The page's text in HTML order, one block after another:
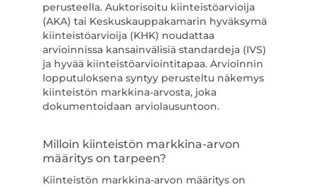
perusteella. Auktorisoitu kiinteistöarvioija
(AKA) tai Keskuskauppakamarin hyväksymä
kiinteistöarvioija (KHK) noudattaa
arvioinnissa kansainvälisiä standardeja (IVS)
ja hyvää kiinteistöarviointitapaa. Arvioinnin
lopputuloksena syntyy perusteltu näkemys
kiinteistön markkina-arvosta, joka
dokumentoidaan arviolausuntoon.
Milloin kiinteistön markkina-arvon
määritys on tarpeen?
Kiinteistön markkina-arvon määritys on